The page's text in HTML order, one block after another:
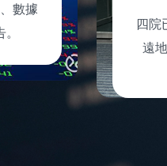
數據
四院
遠